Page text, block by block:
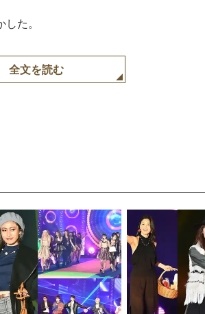
た。
全文を読む